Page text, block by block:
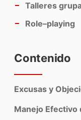
Talleres
Role–playing
Contenido
Excusas y
Manejo Efectivo